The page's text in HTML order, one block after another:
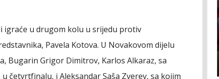
igraće u drugom kolu u srijedu protiv
Pavela Kotova. U Novakovom dijelu
Bugarin Grigor Dimitrov, Karlos Alkaraz, sa
četvrtfinalu, i Aleksandar Saša Zverev, sa kojim